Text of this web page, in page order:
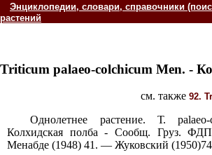
Энциклопедии, словари, справочники
растений
Triticum palaeo-colchicum Men. -
см. также 92.
Однолетнее растение. Т.
Колхидская полба - Сообщ. Груз.
Менабде (1948) 41. — Жуковский